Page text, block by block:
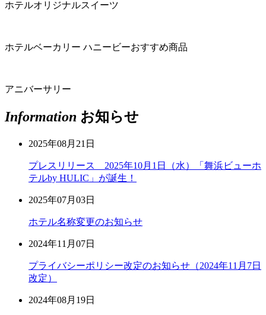
ホテルオリジナルスイーツ
ホテルベーカリー ハニービーおすすめ商品
アニバーサリー
Information お知らせ
2025年08月21日
プレスリリース 2025年10月1日（水）「舞浜ビューホ
テルby HULIC」が誕生！
2025年07月03日
ホテル名称変更のお知らせ
2024年11月07日
プライバシーポリシー改定のお知らせ（2024年11月7日
改定）
2024年08月19日